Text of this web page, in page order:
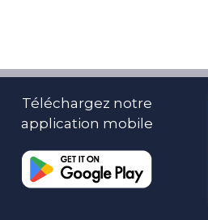
Téléchargez notre
application mobile